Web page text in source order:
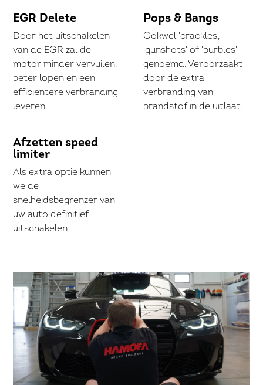
EGR Delete
Door het uitschakelen
van de EGR zal de
motor minder vervuilen,
beter lopen en een
efficiëntere verbranding
leveren.
Pops & Bangs
Ookwel 'crackles',
'gunshots' of 'burbles'
genoemd. Veroorzaakt
door de extra
verbranding van
brandstof in de uitlaat.
Afzetten speed
limiter
Als extra optie kunnen
we de
snelheidsbegrenzer van
uw auto definitief
uitschakelen.